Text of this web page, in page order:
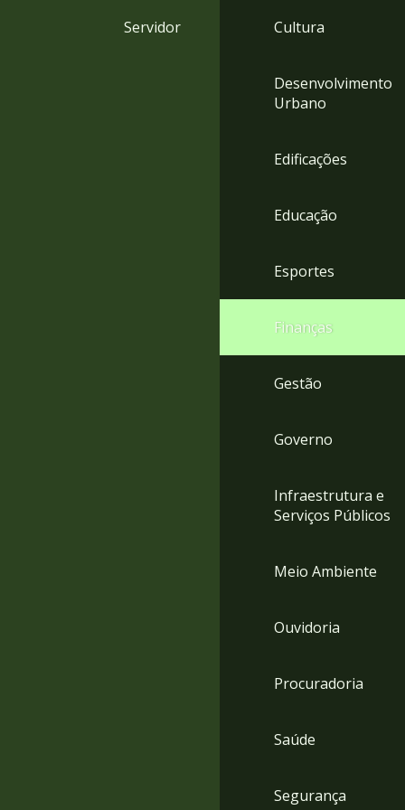
Servidor Cultura
Desenvolvimento
Urbano
Edificações
Educação
Esportes
Finanças
Gestão
Governo
Infraestrutura e
Serviços Públicos
Meio Ambiente
Ouvidoria
Procuradoria
Saúde
Segurança